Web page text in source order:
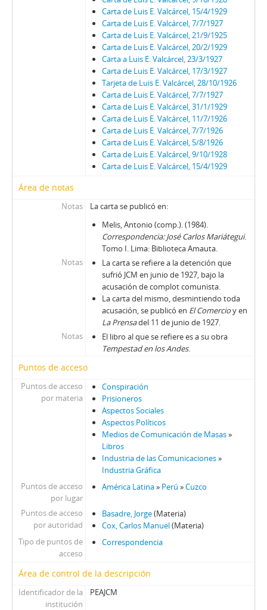
Carta de Luis E. Valcárcel, 15/4/1929
Carta de Luis E. Valcárcel, 7/7/1927
Carta de Luis E. Valcárcel, 21/9/1925
Carta de Luis E. Valcárcel, 20/2/1929
Carta a Luis E. Valcárcel, 23/3/1927
Carta de Luis E. Valcárcel, 17/3/1927
Tarjeta de Luis E. Valcárcel, 28/10/1926
Carta de Luis E. Valcárcel, 7/7/1927
Carta de Luis E. Valcárcel, 31/1/1929
Carta de Luis E. Valcárcel, 11/7/1926
Carta de Luis E. Valcárcel, 7/7/1926
Carta de Luis E. Valcárcel, 5/8/1926
Carta de Luis E. Valcárcel, 9/10/1928
Carta de Luis E. Valcárcel, 15/4/1929
Área de notas
Notas
La carta se publicó en:
Melis, Antonio (comp.). (1984).
Correspondencia: José Carlos Mariátegui.
Tomo I. Lima: Biblioteca Amauta.
Notas
La carta se refiere a la detención que
sufrió JCM en junio de 1927, bajo la
acusación de complot comunista.
La carta del mismo, desmintiendo toda
acusación, se publicó en El Comercioy en
La Prensadel 11 de junio de 1927.
Notas
El libro al que se refiere es a su obra
Tempestad en los Andes.
Puntos de acceso
Puntos de acceso
por materia
Conspiración
Prisioneros
Aspectos Sociales
Aspectos Políticos
Medios de Comunicación de Masas»
Libros
Industria de las Comunicaciones»
Industria Gráfica
Puntos de acceso
por lugar
América Latina» Perú »Cuzco
Puntos de acceso
por autoridad
Basadre, Jorge(Materia)
Cox, Carlos Manuel(Materia)
Tipo de puntos de
acceso
Correspondencia
Área de control de la descripción
Identificador de la
institución
PEAJCM